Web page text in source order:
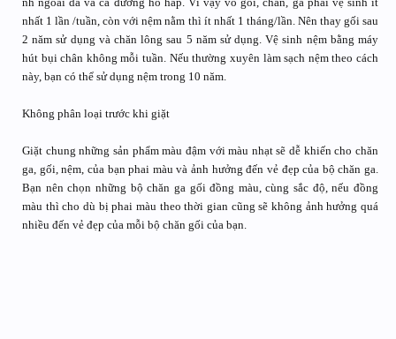
nhất 1 lần /tuần, còn với nệm nằm thì ít nhất 1 tháng/lần. Nên thay gối sau
2 năm sử dụng và chăn lông sau 5 năm sử dụng. Vệ sinh nệm bằng máy
hút bụi chân không mỗi tuần. Nếu thường xuyên làm sạch nệm theo cách
này, bạn có thể sử dụng nệm trong 10 năm.
Không phân loại trước khi giặt
Giặt chung những sản phẩm màu đậm với màu nhạt sẽ dễ khiến cho chăn
ga, gối, nệm, của bạn phai màu và ảnh hưởng đến vẻ đẹp của bộ chăn ga.
Bạn nên chọn những bộ chăn ga gối đồng màu, cùng sắc độ, nếu đồng
màu thì cho dù bị phai màu theo thời gian cũng sẽ không ảnh hưởng quá
nhiều đến vẻ đẹp của mỗi bộ chăn gối của bạn.